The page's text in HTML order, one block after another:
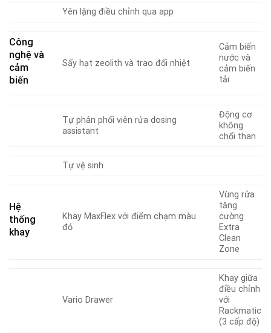
Yên lặng điều chỉnh qua app
Công
nghệ và
cảm
biến
Sấy hạt zeolith và trao đổi nhiệt
Cảm biến
nước và
cảm biến
tải
Tự phân phối viên rửa dosing
assistant
Động cơ
không
chổi than
Tự vệ sinh
Hệ
thống
khay
Khay MaxFlex với điểm chạm màu
đỏ
Vùng rửa
tăng
cường
Extra
Clean
Zone
Vario Drawer
Khay giữa
điều chỉnh
với
Rackmatic
(3 cấp độ)